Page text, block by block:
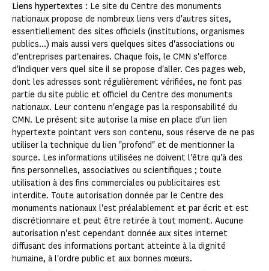
Liens hypertextes : Le site du Centre des monuments
nationaux propose de nombreux liens vers d'autres sites,
essentiellement des sites officiels (institutions, organismes
publics...) mais aussi vers quelques sites d'associations ou
d'entreprises partenaires. Chaque fois, le CMN s'efforce
d'indiquer vers quel site il se propose d'aller. Ces pages web,
dont les adresses sont régulièrement vérifiées, ne font pas
partie du site public et officiel du Centre des monuments
nationaux. Leur contenu n'engage pas la responsabilité du
CMN. Le présent site autorise la mise en place d'un lien
hypertexte pointant vers son contenu, sous réserve de ne pas
utiliser la technique du lien "profond" et de mentionner la
source. Les informations utilisées ne doivent l'être qu'à des
fins personnelles, associatives ou scientifiques ; toute
utilisation à des fins commerciales ou publicitaires est
interdite. Toute autorisation donnée par le Centre des
monuments nationaux l'est préalablement et par écrit et est
discrétionnaire et peut être retirée à tout moment. Aucune
autorisation n'est cependant donnée aux sites internet
diffusant des informations portant atteinte à la dignité
humaine, à l'ordre public et aux bonnes mœurs.